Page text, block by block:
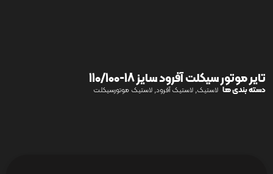
تایر موتور سیکلت آفرود سایز 18-110/100
دسته بندی ها لاستیک, لاستیک آفرود, لاستیک موتورسیکلت